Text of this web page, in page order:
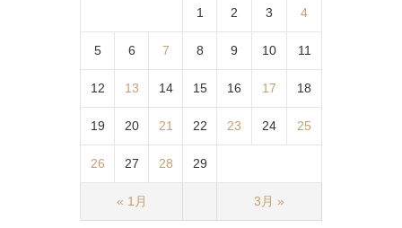
« 1月 3月 »
1 2 3 4
5 6 7 8 9 10 11
12 13 14 15 16 17 18
19 20 21 22 23 24 25
26 27 28 29